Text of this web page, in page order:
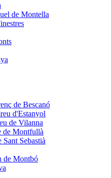
de Montella
de Bescanó
d'Estanyol
de Vilanna
de Montfullà
Sant Sebastià
de Montbó